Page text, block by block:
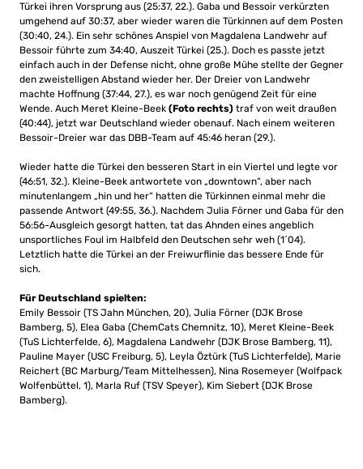
Türkei ihren Vorsprung aus (25:37, 22.). Gaba und Bessoir verkürzten
umgehend auf 30:37, aber wieder waren die Türkinnen auf dem Posten
(30:40, 24.). Ein sehr schönes Anspiel von Magdalena Landwehr auf
Bessoir führte zum 34:40, Auszeit Türkei (25.). Doch es passte jetzt
einfach auch in der Defense nicht, ohne große Mühe stellte der Gegner
den zweistelligen Abstand wieder her. Der Dreier von Landwehr
machte Hoffnung (37:44, 27.), es war noch genügend Zeit für eine
Wende. Auch Meret Kleine-Beek (Foto rechts) traf von weit draußen
(40:44), jetzt war Deutschland wieder obenauf. Nach einem weiteren
Bessoir-Dreier war das DBB-Team auf 45:46 heran (29.).
Wieder hatte die Türkei den besseren Start in ein Viertel und legte vor
(46:51, 32.). Kleine-Beek antwortete von „downtown“, aber nach
minutenlangem „hin und her“ hatten die Türkinnen einmal mehr die
passende Antwort (49:55, 36.). Nachdem Julia Förner und Gaba für den
56:56-Ausgleich gesorgt hatten, tat das Ahnden eines angeblich
unsportliches Foul im Halbfeld den Deutschen sehr weh (1´04).
Letztlich hatte die Türkei an der Freiwurflinie das bessere Ende für
sich.
Für Deutschland spielten:
Emily Bessoir (TS Jahn München, 20), Julia Förner (DJK Brose
Bamberg, 5), Elea Gaba (ChemCats Chemnitz, 10), Meret Kleine-Beek
(TuS Lichterfelde, 6), Magdalena Landwehr (DJK Brose Bamberg, 11),
Pauline Mayer (USC Freiburg, 5), Leyla Öztürk (TuS Lichterfelde), Marie
Reichert (BC Marburg/Team Mittelhessen), Nina Rosemeyer (Wolfpack
Wolfenbüttel, 1), Marla Ruf (TSV Speyer), Kim Siebert (DJK Brose
Bamberg).